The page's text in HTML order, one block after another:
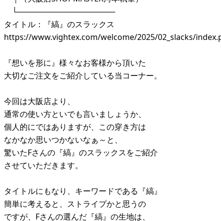
└──────────────────
タイトル：『縞』のスラックス
https://www.vightex.com/welcome/2025/02_slacks/
『想いを形に』様々なお客様から頂いた
大切なご注文をご紹介している当コーナー。
今回は大阪店より、
通常の使い方といでも言いましょうか、
個人的にではありますが、この穿き方は
なかなか思いつかないなぁ～と、
驚いたFさんの『縞』のスラックスをご紹介
させていただきます。
タイトルにもなり、キーワードである『縞』
簡単に考えると、ストライプかと思うの
ですが、Fさんの選んだ『縞』の生地は、